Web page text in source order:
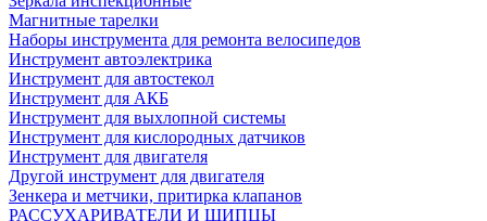
Магнитные тарелки
Наборы инструмента для ремонта велосипедов
Инструмент автоэлектрика
Инструмент для автостекол
Инструмент для АКБ
Инструмент для выхлопной системы
Инструмент для кислородных датчиков
Инструмент для двигателя
Другой инструмент для двигателя
Зенкера и метчики, притирка клапанов
РАССУХАРИВАТЕЛИ И ЩИПЦЫ